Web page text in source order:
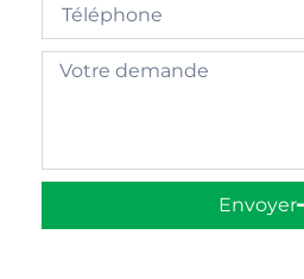
Envoyer